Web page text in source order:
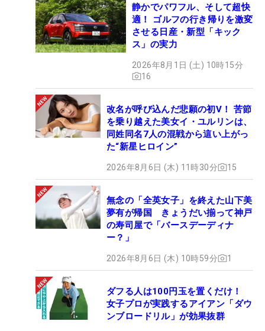
静かでパワフル、そして超快
適！ ゴルフの行き帰りを激変
させる日産・新型「キック
ス」の実力
2026年8月1日 (土) 10時15分
16
改名が呼び込んだ悲願の初V！ 苦節
を乗り越えた美女イ・ユルリンは、
同姓同名7人の混戦から這い上がっ
た“新星ヒロイン”
2026年8月6日 (木) 11時30分 15
無念の「全英女子」を終えた山下美
夢有が帰国 きょうだい揃って神戸
の寿司屋で「バースデーディナ
ー？」
2026年8月6日 (木) 10時59分 1
ダフる人は100円玉を置くだけ！
女子プロが実践するアイアン「ダウ
ンブロードリル」が効果抜群